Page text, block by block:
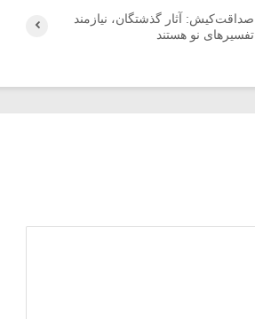
صداقت‌کیش: آثار گذشتگان، نیازمند
تفسیرهای نو هستند